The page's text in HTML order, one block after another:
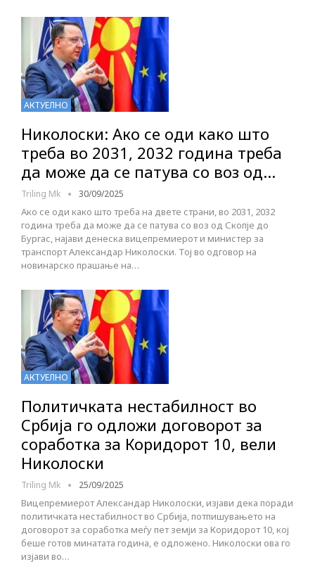
АКТУЕЛНО
Николоски: Ако се оди како што
треба во 2031, 2032 година треба
да може да се патува со воз од…
Triling Mk 30/09/2025
Ако се оди како што треба на двете страни, во 2031, 2032
година треба да може да се патува со воз од Скопје до
Бургас, најави денеска вицепремиерот и министер за
транспорт Александар Николоски. Тој во одговор на
новинарско прашање на…
АКТУЕЛНО
Политичката нестабилност во
Србија го одложи договорот за
соработка за Коридорот 10, вели
Николоски
Triling Mk 25/09/2025
Вицепремиерот Александар Николоски, изјави дека поради
политичката нестабилност во Србија, потпишувањето на
договорот за соработка меѓу пет земји за Коридорот 10, кој
беше готов минатата година, е одложено. Николоски ова го
изјави во…